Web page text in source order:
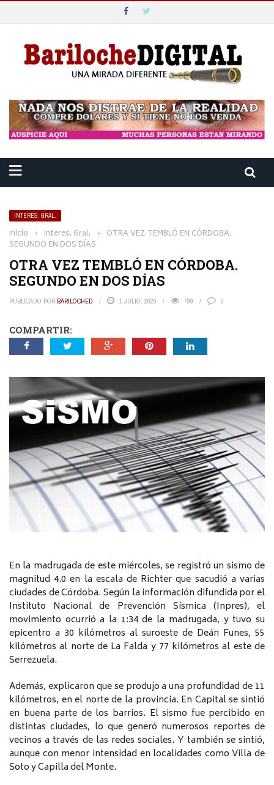
INTERES. GRAL.
Inicio › Interes. Gral. › OTRA VEZ TEMBLÓ EN CÓRDOBA.
SEGUNDO EN DOS DÍAS
OTRA VEZ TEMBLÓ EN CÓRDOBA.
SEGUNDO EN DOS DÍAS
PUBLICADO POR BARILOCHED 1 JULIO, 2026 799 0
COMPARTIR:
En la madrugada de este miércoles, se registró un sismo de
magnitud 4.0 en la escala de Richter que sacudió a varias
ciudades de Córdoba. Según la información difundida por el
Instituto Nacional de Prevención Sísmica (Inpres), el
movimiento ocurrió a la 1:34 de la madrugada, y tuvo su
epicentro a 30 kilómetros al suroeste de Deán Funes, 55
kilómetros al norte de La Falda y 77 kilómetros al este de
Serrezuela.
Además, explicaron que se produjo a una profundidad de 11
kilómetros, en el norte de la provincia. En Capital se sintió
en buena parte de los barrios. El sismo fue percibido en
distintas ciudades, lo que generó numerosos reportes de
vecinos a través de las redes sociales. Y también se sintió,
aunque con menor intensidad en localidades como Villa de
Soto y Capilla del Monte.